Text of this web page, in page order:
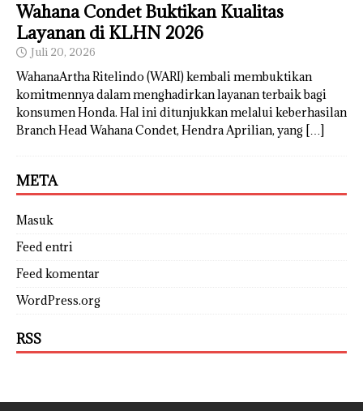
Wahana Condet Buktikan Kualitas
Layanan di KLHN 2026
Juli 20, 2026
WahanaArtha Ritelindo (WARI) kembali membuktikan
komitmennya dalam menghadirkan layanan terbaik bagi
konsumen Honda. Hal ini ditunjukkan melalui keberhasilan
Branch Head Wahana Condet, Hendra Aprilian, yang […]
META
Masuk
Feed entri
Feed komentar
WordPress.org
RSS